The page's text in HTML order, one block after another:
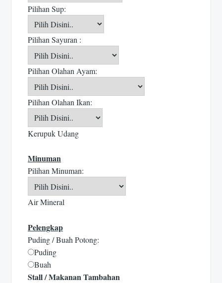
Pilihan Sup:
Pilihan Sayuran :
Pilihan Olahan Ayam:
Pilihan Olahan Ikan:
Kerupuk Udang
Minuman
Pilihan Minuman:
Air Mineral
Pelengkap
Puding / Buah Potong:
Puding
Buah
Stall / Makanan Tambahan